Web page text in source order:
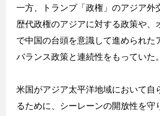
一方、トランプ「政権」のアジア外
歴代政権のアジアに対する政策や、
で中国の台頭を意識して進められた
バランス政策と連続性をもっていた。
米国がアジア太平洋地域において自
るために、シーレーンの開放性を守